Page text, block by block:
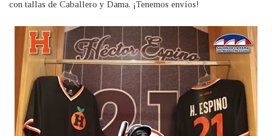
con tallas de Caballero y Dama. ¡Tenemos envíos!